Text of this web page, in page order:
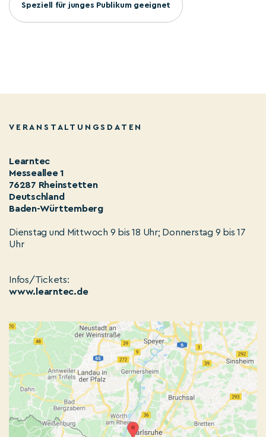
Speziell für junges Publikum geeignet
VERANSTALTUNGSDATEN
Learntec
Messeallee 1
76287 Rheinstetten
Deutschland
Baden-Württemberg
Dienstag und Mittwoch 9 bis 18 Uhr; Donnerstag 9 bis 17
Uhr
Infos/Tickets:
www.learntec.de